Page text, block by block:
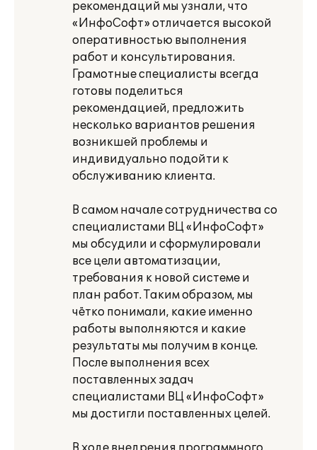
рекомендаций мы узнали, что
«ИнфоСофт» отличается высокой
оперативностью выполнения
работ и консультирования.
Грамотные специалисты всегда
готовы поделиться
рекомендацией, предложить
несколько вариантов решения
возникшей проблемы и
индивидуально подойти к
обслуживанию клиента.
В самом начале сотрудничества со
специалистами ВЦ «ИнфоСофт»
мы обсудили и сформулировали
все цели автоматизации,
требования к новой системе и
план работ. Таким образом, мы
чётко понимали, какие именно
работы выполняются и какие
результаты мы получим в конце.
После выполнения всех
поставленных задач
специалистами ВЦ «ИнфоСофт»
мы достигли поставленных целей.